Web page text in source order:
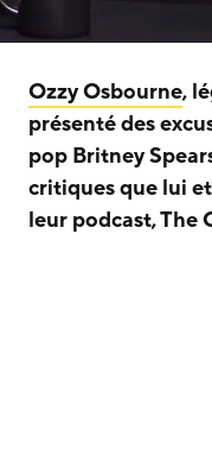
Ozzy Osbourne,
présenté des
pop Britney
critiques que lui
leur podcast, The